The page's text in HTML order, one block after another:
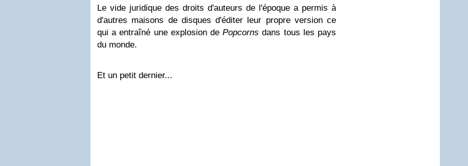
Le vide juridique des droits d'auteurs de l'époque a permis à
d'autres maisons de disques d'éditer leur propre version ce
qui a entraîné une explosion dePopcornsdans tous les pays
du monde.
Et un petit dernier...